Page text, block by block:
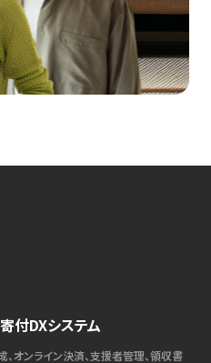
付DXシステム
オンライン決済、支援者管理、領収書